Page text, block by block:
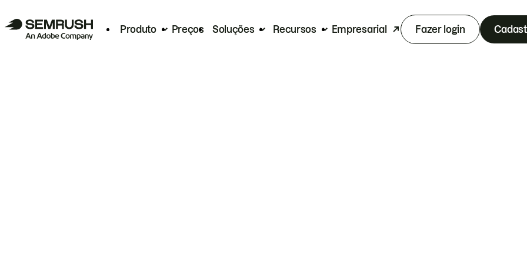
Produto Preços Soluções Recursos Empresarial Fazer login